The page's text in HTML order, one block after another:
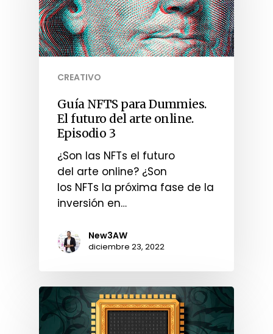
CREATIVO
Guía NFTS para Dummies.
El futuro del arte online.
Episodio 3
¿Son las NFTs el futuro
del arte online? ¿Son
los NFTs la próxima fase de la
inversión en…
New3AW
diciembre 23, 2022